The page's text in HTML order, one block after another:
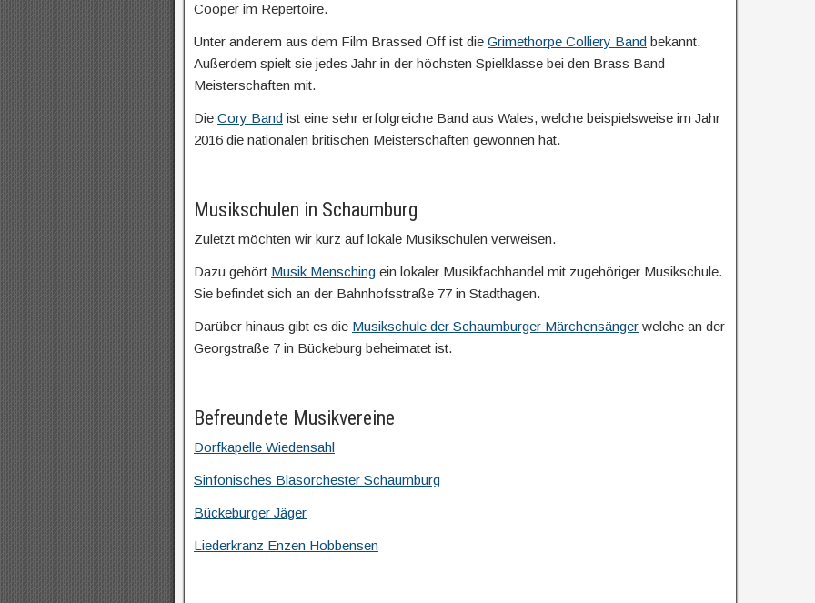
Cooper im Repertoire.
Unter anderem aus dem Film Brassed Off ist die Grimethorpe Colliery Band bekannt.
Außerdem spielt sie jedes Jahr in der höchsten Spielklasse bei den Brass Band
Meisterschaften mit.
Die Cory Band ist eine sehr erfolgreiche Band aus Wales, welche beispielsweise im Jahr
2016 die nationalen britischen Meisterschaften gewonnen hat.
Musikschulen in Schaumburg
Zuletzt möchten wir kurz auf lokale Musikschulen verweisen.
Dazu gehört Musik Mensching ein lokaler Musikfachhandel mit zugehöriger Musikschule.
Sie befindet sich an der Bahnhofsstraße 77 in Stadthagen.
Darüber hinaus gibt es die Musikschule der Schaumburger Märchensänger welche an der
Georgstraße 7 in Bückeburg beheimatet ist.
Befreundete Musikvereine
Dorfkapelle Wiedensahl
Sinfonisches Blasorchester Schaumburg
Bückeburger Jäger
Liederkranz Enzen Hobbensen